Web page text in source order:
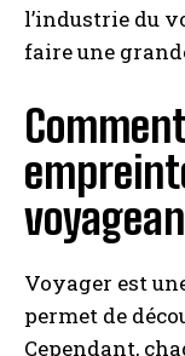
l’industrie du
faire une
Voyager est
permet de
Cependant,